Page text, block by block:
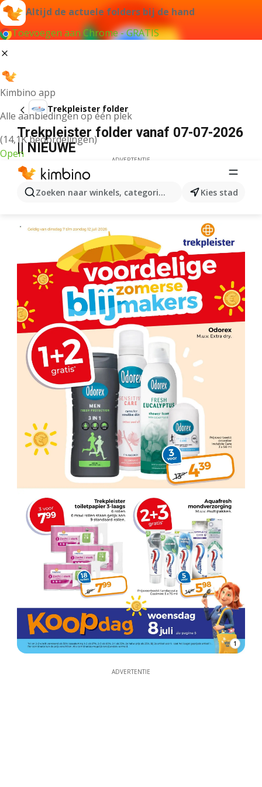
Altijd de actuele folders bij de hand
Toevoegen aan Chrome - GRATIS
Kimbino app
Alle aanbiedingen op één plek
(14,1K beoordelingen)
Open
Zoeken naar winkels, categorieën, producten...
Kies stad
Trekpleister folder
Trekpleister folder vanaf 07-07-2026
|| NIEUWE
ADVERTENTIE
1
ADVERTENTIE